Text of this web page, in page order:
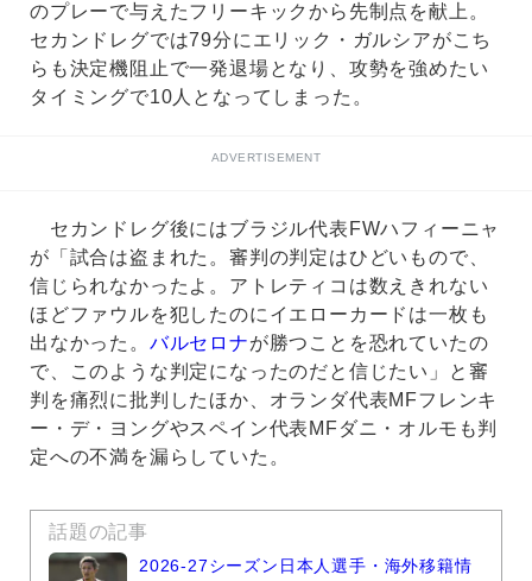
のプレーで与えたフリーキックから先制点を献上。
セカンドレグでは79分にエリック・ガルシアがこち
らも決定機阻止で一発退場となり、攻勢を強めたい
タイミングで10人となってしまった。
ADVERTISEMENT
セカンドレグ後にはブラジル代表FWハフィーニャ
が「試合は盗まれた。審判の判定はひどいもので、
信じられなかったよ。アトレティコは数えきれない
ほどファウルを犯したのにイエローカードは一枚も
出なかった。 バルセロナが勝つことを恐れていたの
で、このような判定になったのだと信じたい」と審
判を痛烈に批判したほか、オランダ代表MFフレンキ
ー・デ・ヨングやスペイン代表MFダニ・オルモも判
定への不満を漏らしていた。
話題の記事
2026-27シーズン日本人選手・海外移籍情